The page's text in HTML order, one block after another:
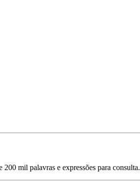
mil palavras e expressões para consulta.